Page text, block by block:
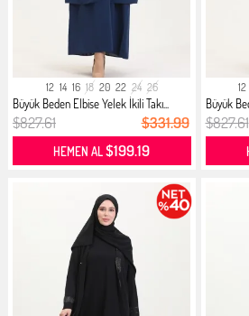
12 14 16 18 20 22 24 26
Büyük Beden Elbise Yelek İkili Takı...
$827.61 $331.99
HEMEN AL$199.19
12
Büyük
$827.61